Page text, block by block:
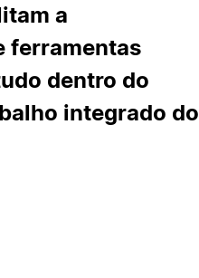
a
ferramentas
dentro do
integrado do